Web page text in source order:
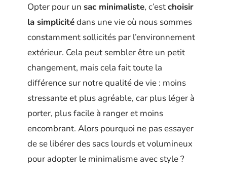
Opter pour un sac minimaliste, c’estchoisir
la simplicitédans une vie où nous sommes
constamment sollicités par l’environnement
extérieur. Cela peut sembler être un petit
changement, mais cela fait toute la
différence sur notre qualité de vie : moins
stressante et plus agréable, car plus léger à
porter, plus facile à ranger et moins
encombrant. Alors pourquoi ne pas essayer
de se libérer des sacs lourds et volumineux
pour adopter le minimalisme avec style ?